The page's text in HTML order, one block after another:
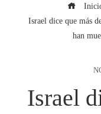
Israel dice que más
han
Israel